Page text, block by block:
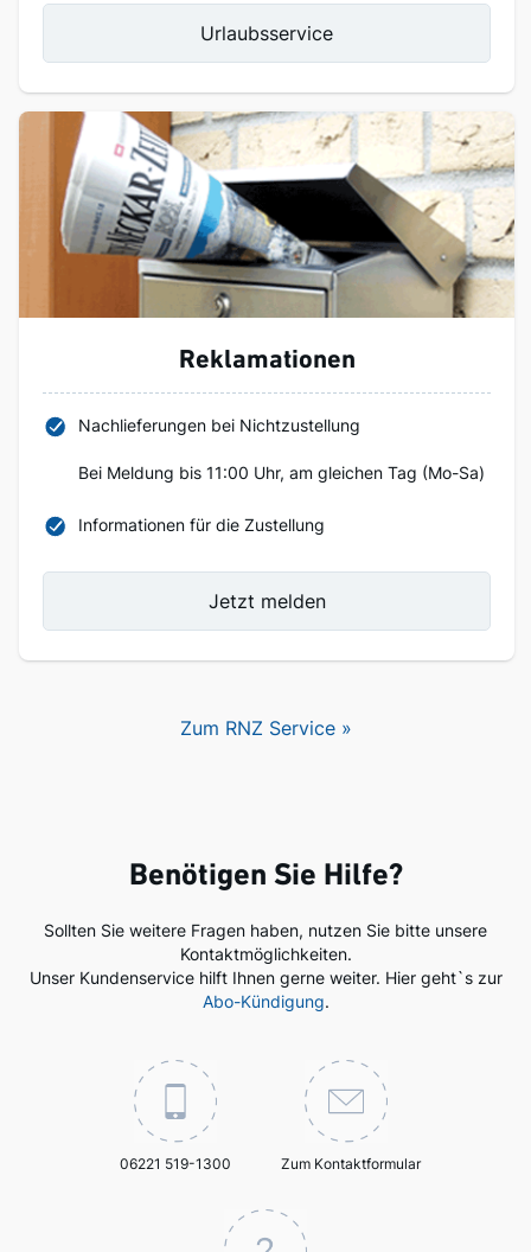
Urlaubsservice
Reklamationen
Nachlieferungen bei Nichtzustellung
Bei Meldung bis 11:00 Uhr, am gleichen Tag (Mo-Sa)
Informationen für die Zustellung
Jetzt melden
Zum RNZ Service »
Benötigen Sie Hilfe?
Sollten Sie weitere Fragen haben, nutzen Sie bitte unsere
Kontaktmöglichkeiten.
Unser Kundenservice hilft Ihnen gerne weiter. Hier geht`s zur
Abo-Kündigung.
06221 519-1300 Zum Kontaktformular